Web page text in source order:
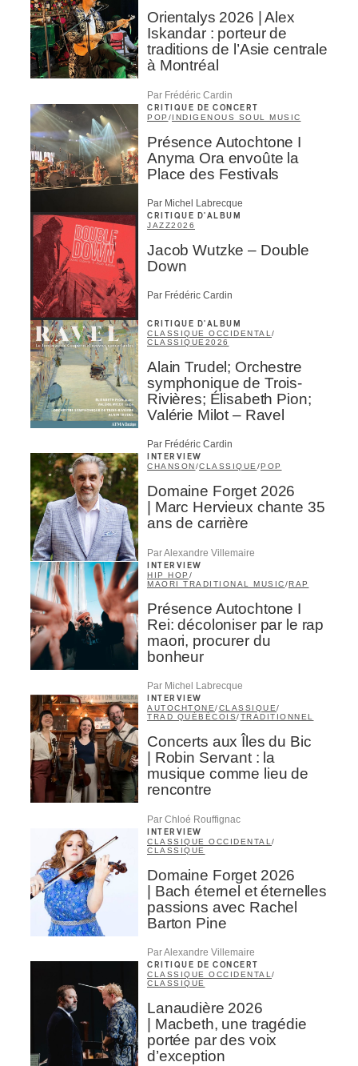
Orientalys 2026 | Alex
Iskandar : porteur de
traditions de l’Asie centrale
à Montréal
Par Frédéric Cardin
CRITIQUE DE CONCERT
POP /INDIGENOUS SOUL MUSIC
Présence Autochtone I
Anyma Ora envoûte la
Place des Festivals
Par Michel Labrecque
CRITIQUE D'ALBUM
JAZZ2026
Jacob Wutzke – Double
Down
Par Frédéric Cardin
CRITIQUE D'ALBUM
CLASSIQUE OCCIDENTAL /
CLASSIQUE 2026
Alain Trudel; Orchestre
symphonique de Trois-
Rivières; Élisabeth Pion;
Valérie Milot – Ravel
Par Frédéric Cardin
INTERVIEW
CHANSON /CLASSIQUE/POP
Domaine Forget 2026
| Marc Hervieux chante 35
ans de carrière
Par Alexandre Villemaire
INTERVIEW
HIP HOP /
MAORI TRADITIONAL MUSIC/RAP
Présence Autochtone I
Rei: décoloniser par le rap
maori, procurer du
bonheur
Par Michel Labrecque
INTERVIEW
AUTOCHTONE/CLASSIQUE/
TRAD QUÉBÉCOIS/TRADITIONNEL
Concerts aux Îles du Bic
| Robin Servant : la
musique comme lieu de
rencontre
Par Chloé Rouffignac
INTERVIEW
CLASSIQUE OCCIDENTAL /
CLASSIQUE
Domaine Forget 2026
| Bach éternel et éternelles
passions avec Rachel
Barton Pine
Par Alexandre Villemaire
CRITIQUE DE CONCERT
CLASSIQUE OCCIDENTAL /
CLASSIQUE
Lanaudière 2026
| Macbeth, une tragédie
portée par des voix
d’exception